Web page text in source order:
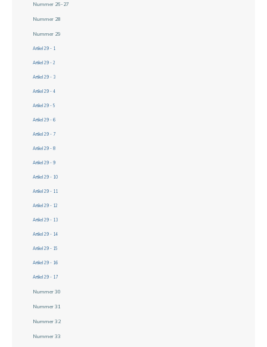
Nummer 26-27
Nummer 28
Nummer 29
Artikel 29 - 1
Artikel 29 - 2
Artikel 29 - 3
Artikel 29 - 4
Artikel 29 - 5
Artikel 29 - 6
Artikel 29 - 7
Artikel 29 - 8
Artikel 29 - 9
Artikel 29 - 10
Artikel 29 - 11
Artikel 29 - 12
Artikel 29 - 13
Artikel 29 - 14
Artikel 29 - 15
Artikel 29 - 16
Artikel 29 - 17
Nummer 30
Nummer 31
Nummer 32
Nummer 33